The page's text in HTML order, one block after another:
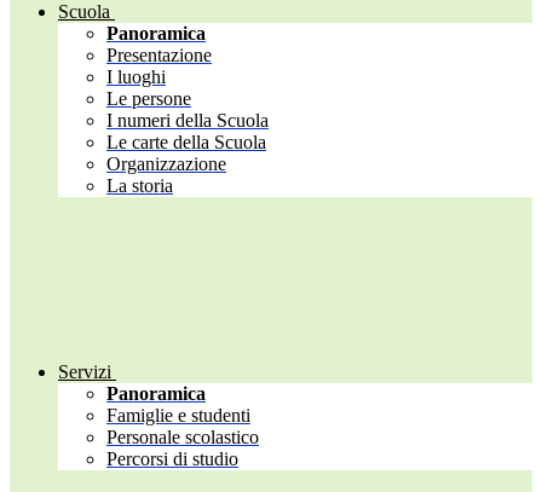
Scuola
Panoramica
Presentazione
I luoghi
Le persone
I numeri della Scuola
Le carte della Scuola
Organizzazione
La storia
Servizi
Panoramica
Famiglie e studenti
Personale scolastico
Percorsi di studio